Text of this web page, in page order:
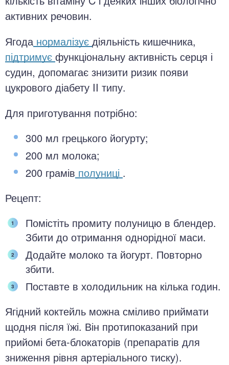
активних речовин.
Ягода нормалізує діяльність кишечника,
підтримує функціональну активність серця і
судин, допомагає знизити ризик появи
цукрового діабету II типу.
Для приготування потрібно:
300 мл грецького йогурту;
200 мл молока;
200 грамів полуниці .
Рецепт:
Помістіть промиту полуницю в блендер.
Збити до отримання однорідної маси.
Додайте молоко та йогурт. Повторно
збити.
Поставте в холодильник на кілька годин.
Ягідний коктейль можна сміливо приймати
щодня після їжі. Він протипоказаний при
прийомі бета-блокаторів (препаратів для
зниження рівня артеріального тиску).